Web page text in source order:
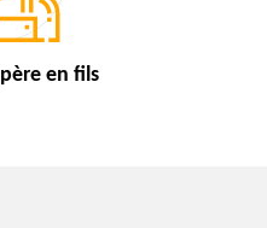
père en fils